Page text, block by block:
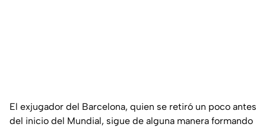
El exjugador del Barcelona, quien se retiró un poco antes
del inicio del Mundial, sigue de alguna manera formando